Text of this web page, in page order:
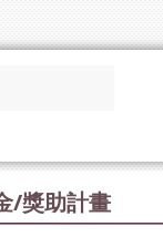
/獎助計畫